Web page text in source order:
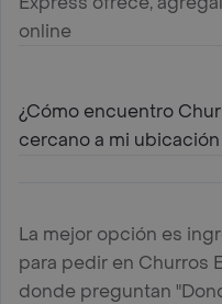
online
¿Cómo encuentro
cercano a mi
La mejor opción es
para pedir en Churros
donde preguntan